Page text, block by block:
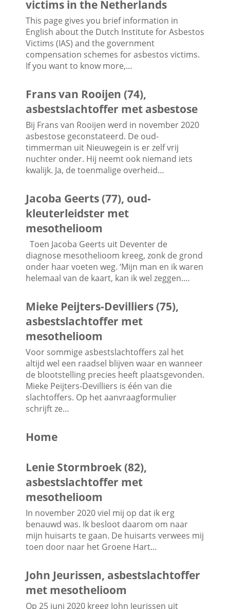
victims in the Netherlands
This page gives you brief information in
English about the Dutch Institute for Asbestos
Victims (IAS) and the government
compensation schemes for asbestos victims.
If you want to know more,…
Frans van Rooijen (74),
asbestslachtoffer met asbestose
Bij Frans van Rooijen werd in november 2020
asbestose geconstateerd. De oud-
timmerman uit Nieuwegein is er zelf vrij
nuchter onder. Hij neemt ook niemand iets
kwalijk. Ja, de toenmalige overheid…
Jacoba Geerts (77), oud-
kleuterleidster met
mesothelioom
Toen Jacoba Geerts uit Deventer de
diagnose mesothelioom kreeg, zonk de grond
onder haar voeten weg. ‘Mijn man en ik waren
helemaal van de kaart, kan ik wel zeggen.…
Mieke Peijters-Devilliers (75),
asbestslachtoffer met
mesothelioom
Voor sommige asbestslachtoffers zal het
altijd wel een raadsel blijven waar en wanneer
de blootstelling precies heeft plaatsgevonden.
Mieke Peijters-Devilliers is één van die
slachtoffers. Op het aanvraagformulier
schrijft ze…
Home
Lenie Stormbroek (82),
asbestslachtoffer met
mesothelioom
In november 2020 viel mij op dat ik erg
benauwd was. Ik besloot daarom om naar
mijn huisarts te gaan. De huisarts verwees mij
toen door naar het Groene Hart…
John Jeurissen, asbestslachtoffer
met mesothelioom
Op 25 juni 2020 kreeg John Jeurissen uit